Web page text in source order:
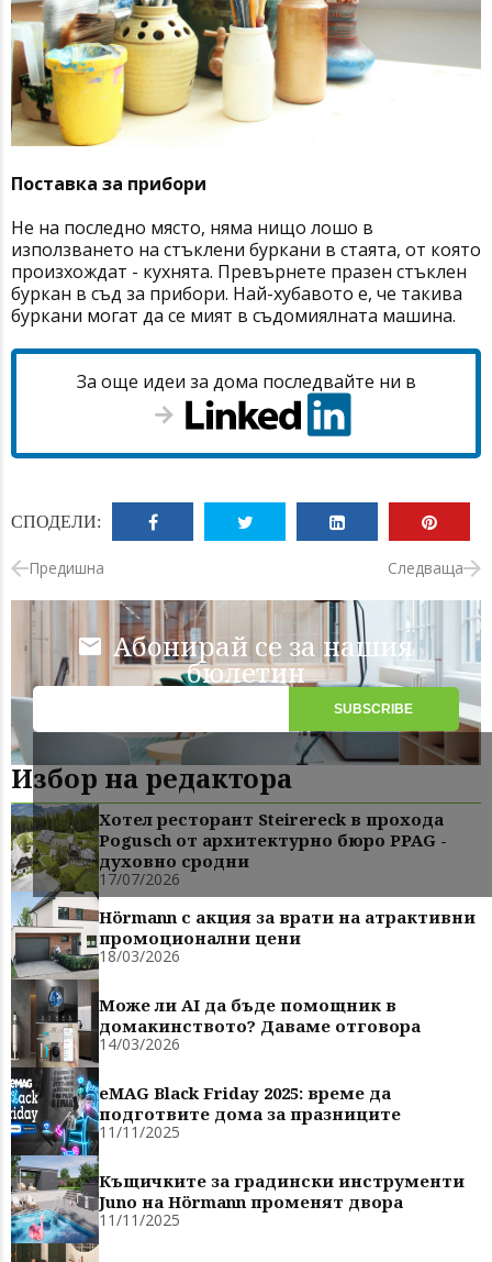
Поставка за прибори
Не на последно място, няма нищо лошо в
използването на стъклени буркани в стаята, от която
произхождат - кухнята. Превърнете празен стъклен
буркан в съд за прибори. Най-хубавото е, че такива
буркани могат да се мият в съдомиялната машина.
За още идеи за дома последвайте ни в
СПОДЕЛИ:
Предишна Следваща
Абонирай се за нашия
бюлетин
Избор на редактора
Хотел ресторант Steirereck в прохода
Pogusch от архитектурно бюро PPAG -
духовно сродни
17/07/2026
Hörmann с акция за врати на атрактивни
промоционални цени
18/03/2026
Може ли AI да бъде помощник в
домакинството? Даваме отговора
14/03/2026
eMAG Black Friday 2025: време да
подготвите дома за празниците
11/11/2025
Къщичките за градински инструменти
Juno на Hörmann променят двора
11/11/2025